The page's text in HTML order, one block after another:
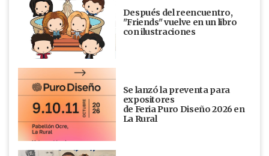
Después del reencuentro,
"Friends" vuelve en un libro
con ilustraciones
Se lanzó la preventa para
expositores
de Feria Puro Diseño 2026 en
La Rural